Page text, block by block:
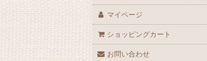
マイページ
ショッピングカート
お問い合わせ